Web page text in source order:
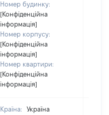
Номер будинку:
[Конфіденційна
інформація]
Номер корпусу:
[Конфіденційна
інформація]
Номер квартири:
[Конфіденційна
інформація]
Країна:
Україна